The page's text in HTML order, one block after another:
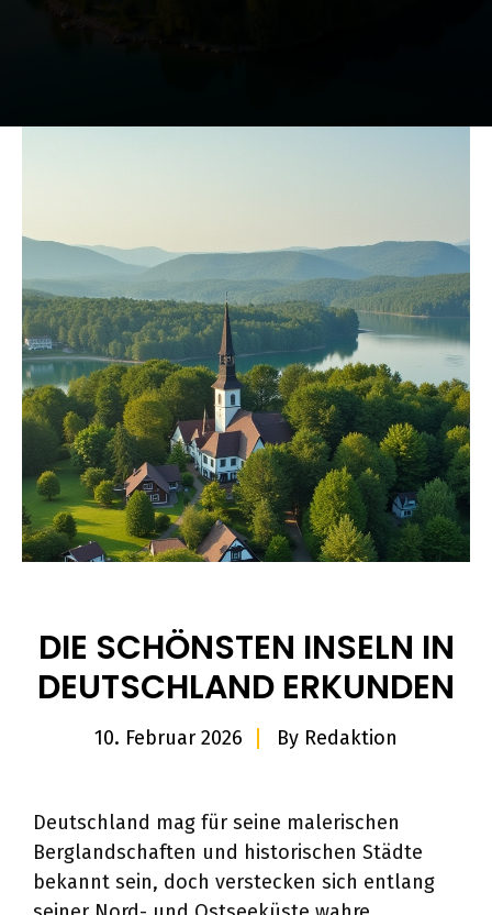
DIE SCHÖNSTEN INSELN IN
DEUTSCHLAND ERKUNDEN
10. Februar 2026 By Redaktion
Deutschland mag für seine malerischen
Berglandschaften und historischen Städte
bekannt sein, doch verstecken sich entlang